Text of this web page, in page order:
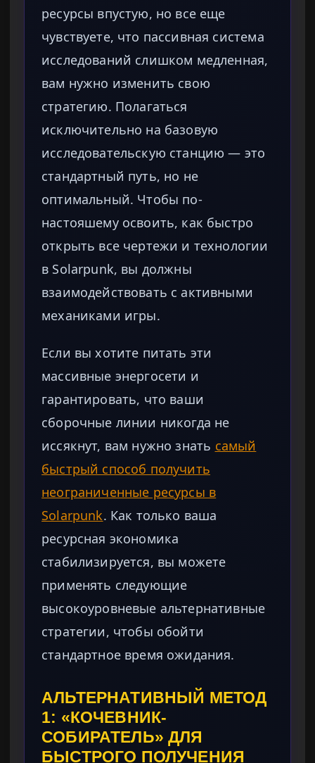
ресурсы впустую, но все еще
чувствуете, что пассивная система
исследований слишком медленная,
вам нужно изменить свою
стратегию. Полагаться
исключительно на базовую
исследовательскую станцию — это
стандартный путь, но не
оптимальный. Чтобы по-
настояшему освоить, как быстро
открыть все чертежи и технологии
в Solarpunk, вы должны
взаимодействовать с активными
механиками игры.
Если вы хотите питать эти
массивные энергосети и
гарантировать, что ваши
сборочные линии никогда не
иссякнут, вам нужно знать самый
быстрый способ получить
неограниченные ресурсы в
Solarpunk. Как только ваша
ресурсная экономика
стабилизируется, вы можете
применять следующие
высокоуровневые альтернативные
стратегии, чтобы обойти
стандартное время ожидания.
АЛЬТЕРНАТИВНЫЙ МЕТОД
1: «КОЧЕВНИК-
СОБИРАТЕЛЬ» ДЛЯ
БЫСТРОГО ПОЛУЧЕНИЯ